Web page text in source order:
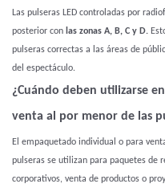
Las pulseras LED controladas por
posterior con las zonas A, B, C y D.
pulseras correctas a las áreas de
del espectáculo.
¿Cuándo deben utilizarse
venta al por menor de las
El empaquetado individual o para
pulseras se utilizan para paquetes de
corporativos, venta de productos o